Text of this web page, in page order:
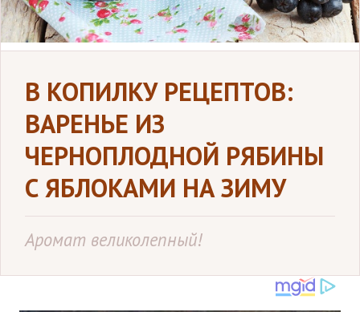
В КОПИЛКУ РЕЦЕПТОВ:
ВАРЕНЬЕ ИЗ
ЧЕРНОПЛОДНОЙ РЯБИНЫ
С ЯБЛОКАМИ НА ЗИМУ
Аромат великолепный!